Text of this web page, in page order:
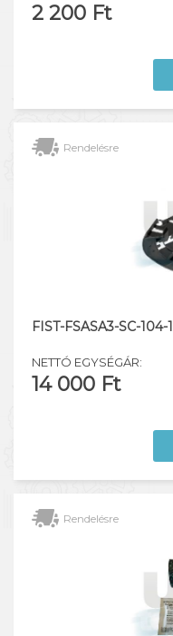
2 200 Ft
Rendelésre
FIST-FSASA3-SC-104-
NETTÓ EGYSÉGÁR:
14 000 Ft
Rendelésre